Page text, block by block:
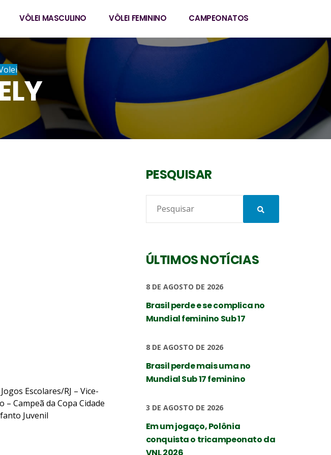
VÔLEI MASCULINO VÔLEI FEMININO CAMPEONATOS
Escolares/RJ – Vice-
Campeã da Copa Cidade
Juvenil
PESQUISAR
ÚLTIMOS NOTÍCIAS
8 DE AGOSTO DE 2026
Brasil perde e se complica no
Mundial feminino Sub 17
8 DE AGOSTO DE 2026
Brasil perde mais uma no
Mundial Sub 17 feminino
3 DE AGOSTO DE 2026
Em um jogaço, Polônia
conquista o tricampeonato da